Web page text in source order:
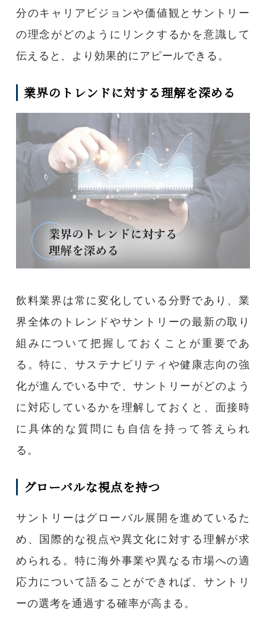
分のキャリアビジョンや価値観とサントリー
の理念がどのようにリンクするかを意識して
伝えると、より効果的にアピールできる。
業界のトレンドに対する理解を深める
飲料業界は常に変化している分野であり、業
界全体のトレンドやサントリーの最新の取り
組みについて把握しておくことが重要であ
る。特に、サステナビリティや健康志向の強
化が進んでいる中で、サントリーがどのよう
に対応しているかを理解しておくと、面接時
に具体的な質問にも自信を持って答えられ
る。
グローバルな視点を持つ
サントリーはグローバル展開を進めているた
め、国際的な視点や異文化に対する理解が求
められる。特に海外事業や異なる市場への適
応力について語ることができれば、サントリ
ーの選考を通過する確率が高まる。